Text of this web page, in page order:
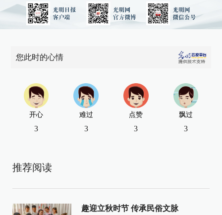
您此时的心情
开心
3
难过
3
点赞
3
飘过
3
推荐阅读
趣迎立秋时节 传承民俗文脉